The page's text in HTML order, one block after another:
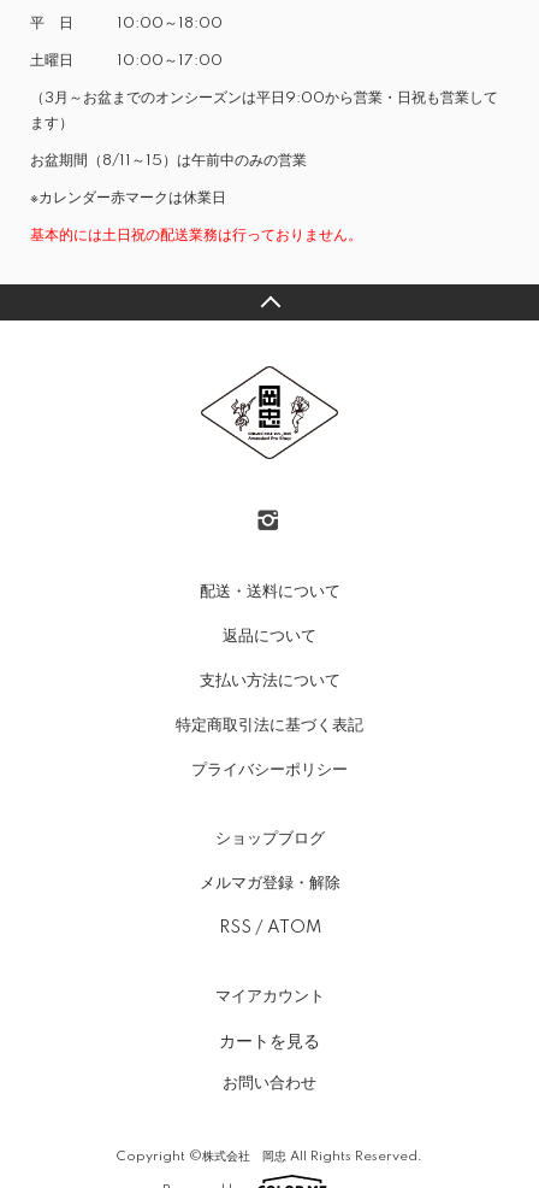
平 日 10:00～18:00
土曜日 10:00～17:00
（3月～お盆までのオンシーズンは平日9:00から営業・日祝も営業して
ます）
お盆期間（8/11～15）は午前中のみの営業
※カレンダー赤マークは休業日
基本的には土日祝の配送業務は行っておりません。
配送・送料について
返品について
支払い方法について
特定商取引法に基づく表記
プライバシーポリシー
ショップブログ
メルマガ登録・解除
RSS / ATOM
マイアカウント
カートを見る
お問い合わせ
Copyright ©株式会社 岡忠 All Rights Reserved.